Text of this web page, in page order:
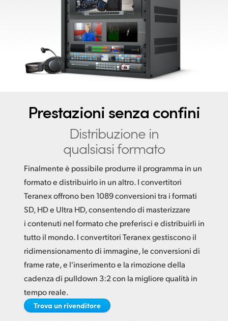
Germany
Hong Kong SAR, China
Italia
Mexico
Malaysia
Netherlands
Norway
Portugal
Prestazioni senza confini
Distribuzione in
qualsiasi formato
Finalmente è possibile produrre il programma in un
formato e distribuirlo in un altro. I convertitori
Teranex offrono ben 1089 conversioni tra i formati
SD, HD e Ultra HD, consentendo di masterizzare
i contenuti nel formato che preferisci e distribuirli in
tutto il mondo. I convertitori Teranex gestiscono il
ridimensionamento di immagine, le conversioni di
frame rate, e l'inserimento e la rimozione della
cadenza di pulldown 3:2 con la migliore qualità in
tempo reale.
Trova un rivenditore